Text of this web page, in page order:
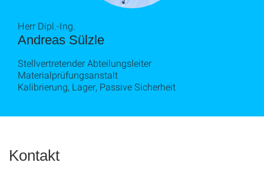
Andreas Sülzle
Herr Dipl.-Ing.
Stellvertretender Abteilungsleiter
Materialprüfungsanstalt
Kalibrierung, Lager, Passive Sicherheit
Kontakt